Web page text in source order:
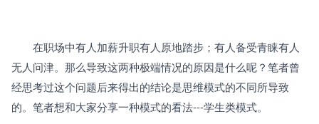
在职场中有人加薪升职有人原地踏步；有人备受青睐有人
无人问津。那么导致这两种极端情况的原因是什么呢？笔者曾
经思考过这个问题后来得出的结论是思维模式的不同所导致
的。笔者想和大家分享一种模式的看法---学生类模式。